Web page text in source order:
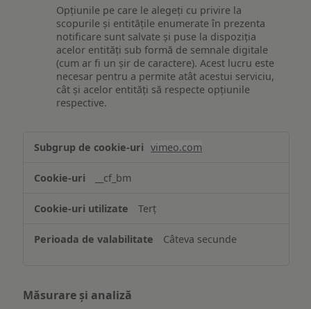
Opțiunile pe care le alegeți cu privire la
scopurile și entitățile enumerate în prezenta
notificare sunt salvate și puse la dispoziția
acelor entități sub formă de semnale digitale
(cum ar fi un șir de caractere). Acest lucru este
necesar pentru a permite atât acestui serviciu,
cât și acelor entități să respecte opțiunile
respective.
Asigurarea
funcționalităților
website-
ului
vimeo.com
__cf_bm
Terț
Câteva secunde
Măsurare și analiză